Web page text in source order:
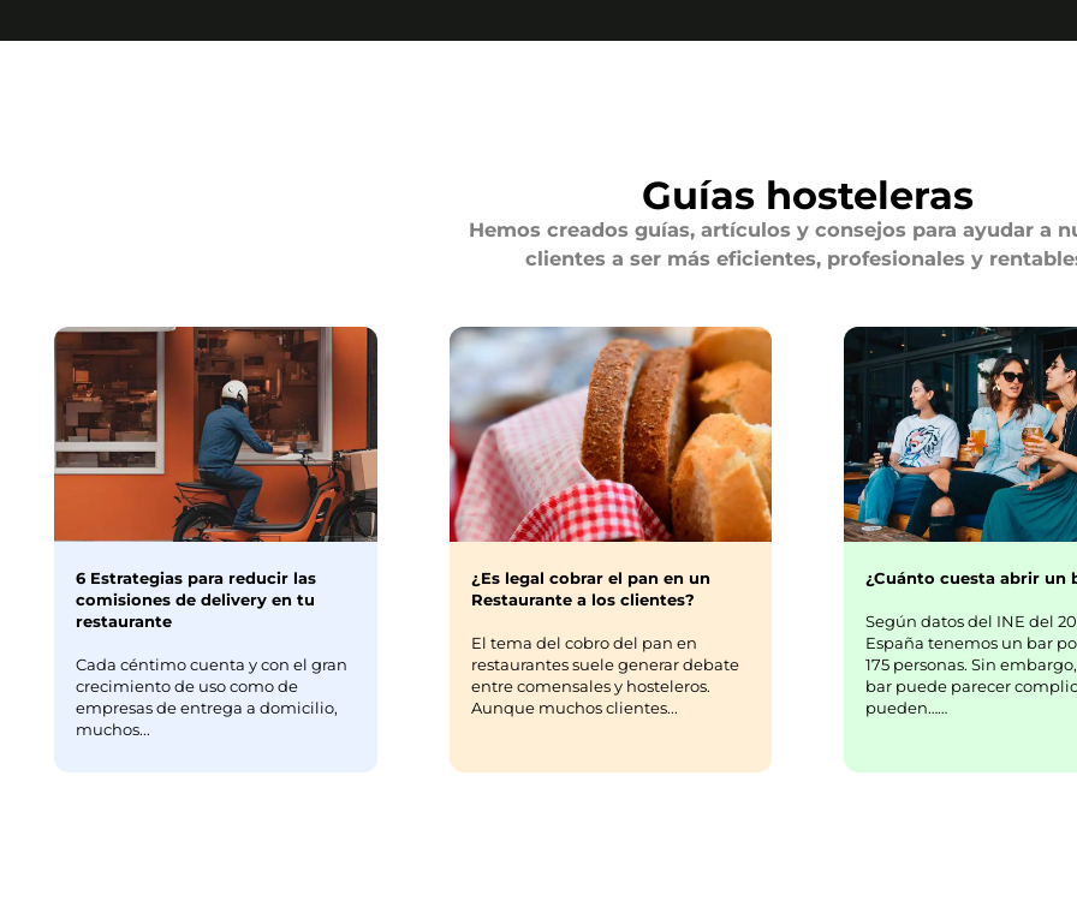
Guías hosteleras
Hemos creados guías, artículos y consejos para ayudar a
clientes a ser más eficientes, profesionales y
6 Estrategias para reducir las
comisiones de delivery en tu
restaurante
Cada céntimo cuenta y con el gran
crecimiento de uso como de
empresas de entrega a domicilio,
muchos...
¿Es legal cobrar el pan en un
Restaurante a los clientes?
El tema del cobro del pan en
restaurantes suele generar debate
entre comensales y hosteleros.
Aunque muchos clientes...
¿Cuánto cuesta abrir un
Según datos del INE del
España tenemos un bar
175 personas. Sin
bar puede parecer
pueden……